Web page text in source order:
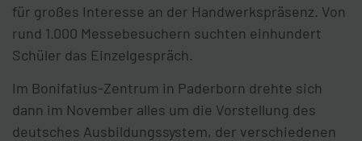
für großes Interesse an der Handwerkspräsenz. Von
rund 1.000 Messebesuchern suchten einhundert
Schüler das Einzelgespräch.
Im Bonifatius-Zentrum in Paderborn drehte sich
dann im November alles um die Vorstellung des
deutsches Ausbildungssystem, der verschiedenen